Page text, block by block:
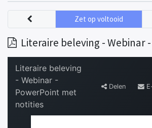
Literaire beleving - Webinar -
Zet op voltooid